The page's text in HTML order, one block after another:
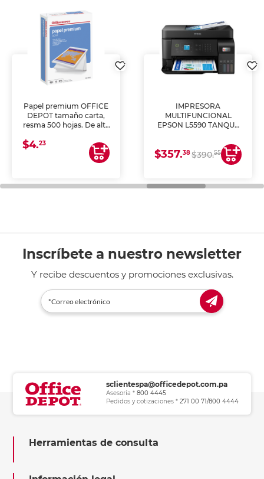
Papel premium OFFICE
DEPOT tamaño carta,
resma 500 hojas. De alta
uniforme, ideal para
impresoras de inyección
de tinta y láser,
general de oficina.
$4.23
IMPRESORA
MULTIFUNCIONAL
EPSON L5590 TANQUE
COPIA Y ESCANEA)
$357.38$390.55
Inscríbete a nuestro newsletter
Y recibe descuentos y promociones exclusivas.
sclientespa@officedepot.com.pa
Asesoría * 800 4445
Pedidos y cotizaciones * 271 00 71/800 4444
Herramientas de consulta